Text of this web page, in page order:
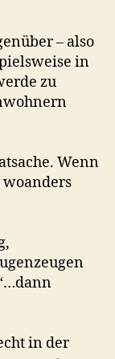
– also
in
zu
Wenn
woanders
in der